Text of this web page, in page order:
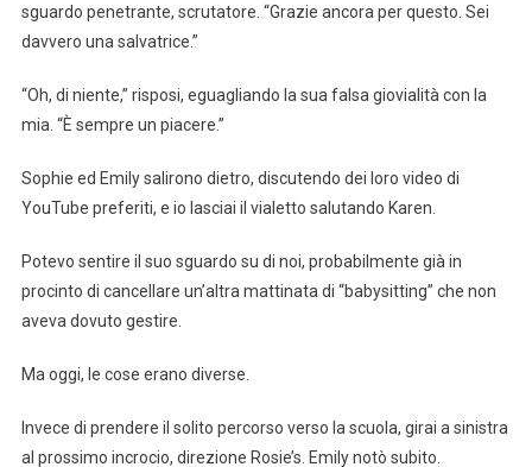
sguardo penetrante, scrutatore. “Grazie ancora per questo. Sei
davvero una salvatrice.”
“Oh, di niente,” risposi, eguagliando la sua falsa giovialità con la
mia. “È sempre un piacere.”
Sophie ed Emily salirono dietro, discutendo dei loro video di
YouTube preferiti, e io lasciai il vialetto salutando Karen.
Potevo sentire il suo sguardo su di noi, probabilmente già in
procinto di cancellare un’altra mattinata di “babysitting” che non
aveva dovuto gestire.
Ma oggi, le cose erano diverse.
Invece di prendere il solito percorso verso la scuola, girai a sinistra
al prossimo incrocio, direzione Rosie’s. Emily notò subito.